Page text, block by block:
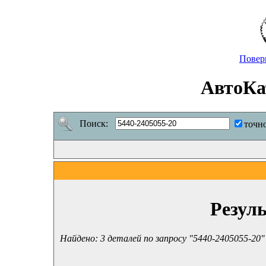
Поиск:
Найдено: 3 деталей по запросу "5440-2405055-20"